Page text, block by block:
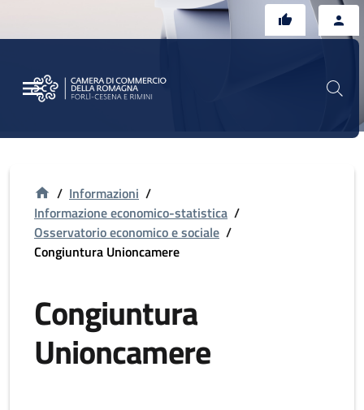
/ Informazioni /
Informazione economico-statistica /
Osservatorio economico e sociale /
Congiuntura Unioncamere
Congiuntura
Unioncamere